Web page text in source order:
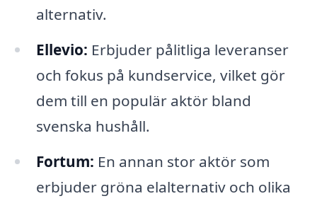
alternativ.
Ellevio: Erbjuder pålitliga leveranser
och fokus på kundservice, vilket gör
dem till en populär aktör bland
svenska hushåll.
Fortum: En annan stor aktör som
erbjuder gröna elalternativ och olika